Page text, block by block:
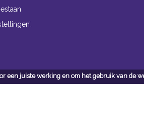
een juiste werking en om het gebruik van de